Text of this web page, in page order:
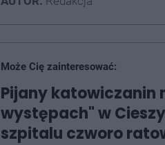
Może Cię zainteresować:
Pijany katowiczanin
występach" w
szpitalu czworo